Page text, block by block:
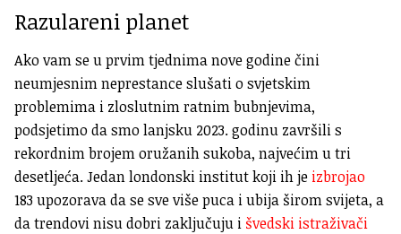
Razulareni planet
Ako vam se u prvim tjednima nove godine čini
neumjesnim neprestance slušati o svjetskim
problemima i zloslutnim ratnim bubnjevima,
podsjetimo da smo lanjsku 2023. godinu završili s
rekordnim brojem oružanih sukoba, najvećim u tri
desetljeća. Jedan londonski institut koji ih je izbrojao
183 upozorava da se sve više puca i ubija širom svijeta, a
da trendovi nisu dobri zaključuju i švedski istraživači